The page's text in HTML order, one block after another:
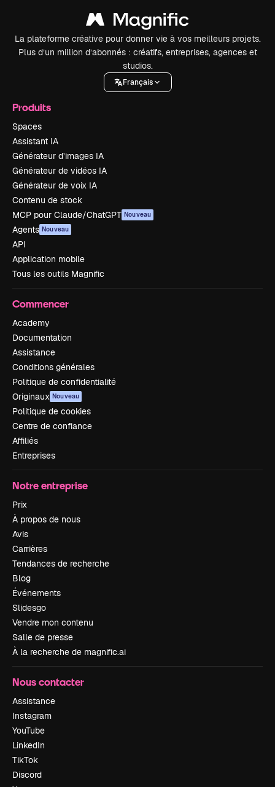
La plateforme créative pour donner vie à vos meilleurs projets.
Plus d’un million d’abonnés : créatifs, entreprises, agences et
studios.
Français
Produits
Spaces
Assistant IA
Générateur d’images IA
Générateur de vidéos IA
Générateur de voix IA
Contenu de stock
MCP pour Claude/ChatGPT Nouveau
Agents Nouveau
API
Application mobile
Tous les outils Magnific
Commencer
Academy
Documentation
Assistance
Conditions générales
Politique de confidentialité
Originaux Nouveau
Politique de cookies
Centre de confiance
Affiliés
Entreprises
Notre entreprise
Prix
À propos de nous
Avis
Carrières
Tendances de recherche
Blog
Événements
Slidesgo
Vendre mon contenu
Salle de presse
À la recherche de magnific.ai
Nous contacter
Assistance
Instagram
YouTube
LinkedIn
TikTok
Discord